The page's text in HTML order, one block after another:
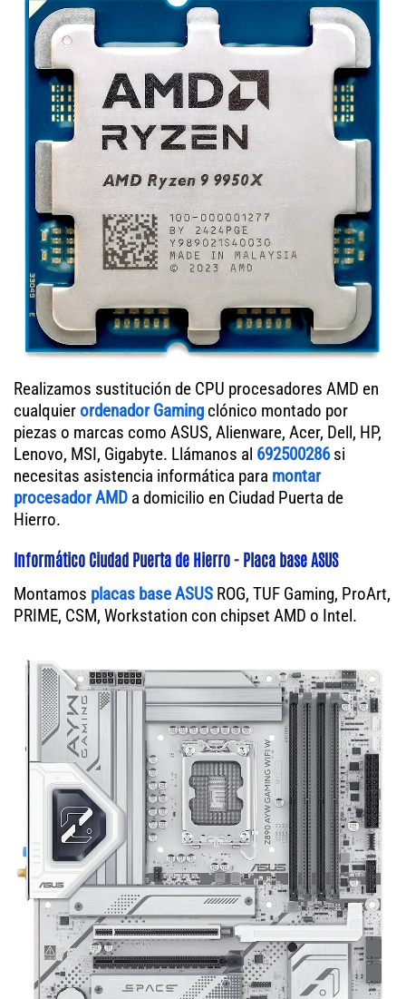
Realizamos sustitución de CPU procesadores AMD en
cualquierordenador Gaming clónico montado por
piezas o marcas como ASUS, Alienware, Acer, Dell, HP,
Lenovo, MSI, Gigabyte. Llámanos al 692500286si
necesitas asistencia informática para montar
procesador AMD a domicilio en Ciudad Puerta de
Hierro.
Informático Ciudad Puerta de Hierro - Placa base ASUS
Montamos placas base ASUS ROG, TUF Gaming, ProArt,
PRIME, CSM, Workstation con chipset AMD o Intel.